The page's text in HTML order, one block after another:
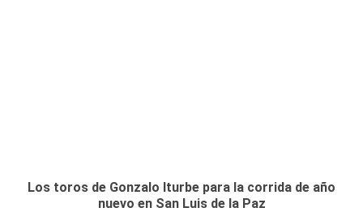
Los toros de Gonzalo Iturbe para la corrida de año
nuevo en San Luis de la Paz